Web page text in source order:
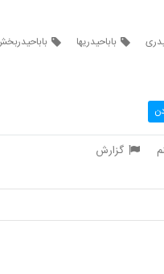
باباحیدریها
گزارش